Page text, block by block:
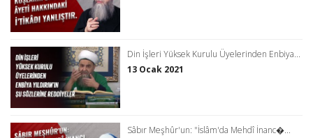
Din İşleri Yüksek Kurulu Üyelerinden Enbiya...
13 Ocak 2021
Sâbır Meşhûr'un: "İslâm'da Mehdî İnanc�...